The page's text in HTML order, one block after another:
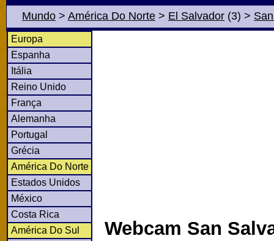
Mundo > América Do Norte > El Salvador (3) >
Europa
Espanha
Itália
Reino Unido
França
Alemanha
Portugal
Grécia
América Do Norte
Estados Unidos
México
Costa Rica
América Do Sul
Webcam San